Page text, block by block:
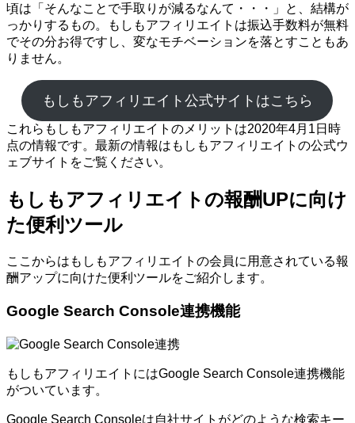
頃は「そんなことで手取りが減るなんて・・・」と、結構が
っかりするもの。もしもアフィリエイトは振込手数料が無料
でその分お得ですし、変なモチベーションを落とすこともあ
りません。
もしもアフィリエイト公式サイトはこちら
これらもしもアフィリエイトのメリットは2020年4月1日時
点の情報です。最新の情報はもしもアフィリエイトの公式ウ
ェブサイトをご覧ください。
もしもアフィリエイトの報酬UPに向け
た便利ツール
ここからはもしもアフィリエイトの会員に用意されている報
酬アップに向けた便利ツールをご紹介します。
Google Search Console連携機能
もしもアフィリエイトにはGoogle Search Console連携機能
がついています。
Google Search Consoleは自社サイトがどのような検索キー